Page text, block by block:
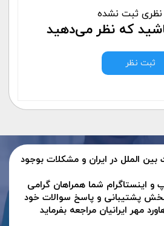
نظری ثبت نشده
که نظر می‌دهید
ثبت نظر
بین الملل در ایران و مشکلات بوجود
و اینستاگرام شما همراهان گرامی
بخش پشتیبانی و پاسخ سوالات خود
مهر ایرانیان مراجعه بفرماید